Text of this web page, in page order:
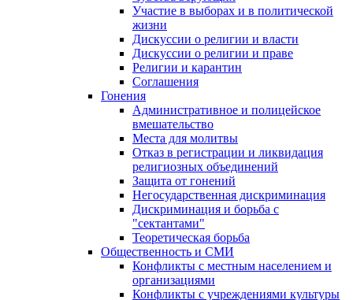
Участие в выборах и в политической
жизни
Дискуссии о религии и власти
Дискуссии о религии и праве
Религии и карантин
Соглашения
Гонения
Административное и полицейское
вмешательство
Места для молитвы
Отказ в регистрации и ликвидация
религиозных объединений
Защита от гонений
Негосударственная дискриминация
Дискриминация и борьба с
"сектантами"
Теоретическая борьба
Общественность и СМИ
Конфликты с местным населением и
организациями
Конфликты с учреждениями культуры